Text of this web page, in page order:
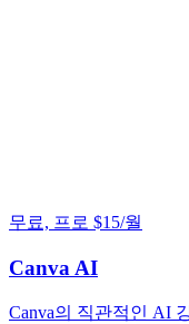
무료, 프로 $15/월
Canva AI
Canva의 직관적인 AI